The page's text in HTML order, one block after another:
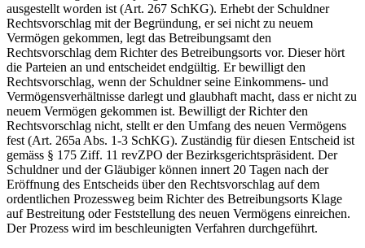
ausgestellt worden ist (Art. 267 SchKG). Erhebt der Schuldner
Rechtsvorschlag mit der Begründung, er sei nicht zu neuem
Vermögen gekommen, legt das Betreibungsamt den
Rechtsvorschlag dem Richter des Betreibungsorts vor. Dieser hört
die Parteien an und entscheidet endgültig. Er bewilligt den
Rechtsvorschlag, wenn der Schuldner seine Einkommens- und
Vermögensverhältnisse darlegt und glaubhaft macht, dass er nicht zu
neuem Vermögen gekommen ist. Bewilligt der Richter den
Rechtsvorschlag nicht, stellt er den Umfang des neuen Vermögens
fest (Art. 265a Abs. 1-3 SchKG). Zuständig für diesen Entscheid ist
gemäss § 175 Ziff. 11 revZPO der Bezirksgerichtspräsident. Der
Schuldner und der Gläubiger können innert 20 Tagen nach der
Eröffnung des Entscheids über den Rechtsvorschlag auf dem
ordentlichen Prozessweg beim Richter des Betreibungsorts Klage
auf Bestreitung oder Feststellung des neuen Vermögens einreichen.
Der Prozess wird im beschleunigten Verfahren durchgeführt.